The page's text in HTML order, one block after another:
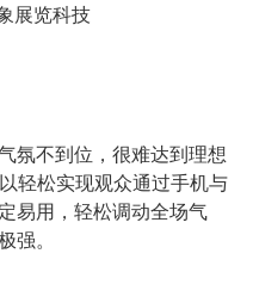
展览科技
氛不到位，很难达到理想
轻松实现观众通过手机与
易用，轻松调动全场气
强。